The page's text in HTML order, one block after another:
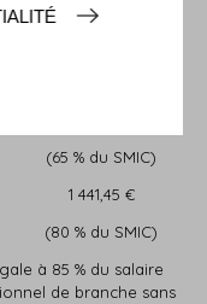
Qualification d'un
(65 % du SMIC)
1 441,45 €
(80 % du SMIC)
à 85 % du salaire
de branche sans